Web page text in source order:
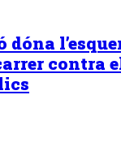
dóna
contra